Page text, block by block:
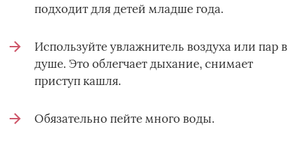
подходит для детей младше года.
Используйте увлажнитель воздуха или пар в
душе. Это облегчает дыхание, снимает
приступ кашля.
Обязательно пейте много воды.